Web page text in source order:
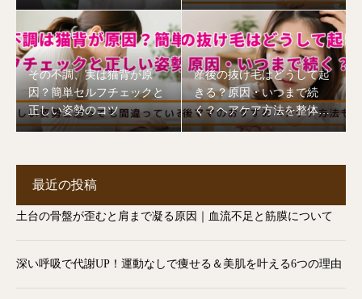
その不調、実は猫背が原
因？簡単セルフチェックと
正しい姿勢のコツ
産後の抜け毛はどうして起
きる？原因・いつまで続
く？ヘアケア方法を整体師
が解説【志木市】
最近の投稿
土台の骨盤が歪むと肩まで凝る原因｜血流不足と筋膜について
深い呼吸で代謝UP！運動なしで痩せる＆美肌を叶える6つの理由